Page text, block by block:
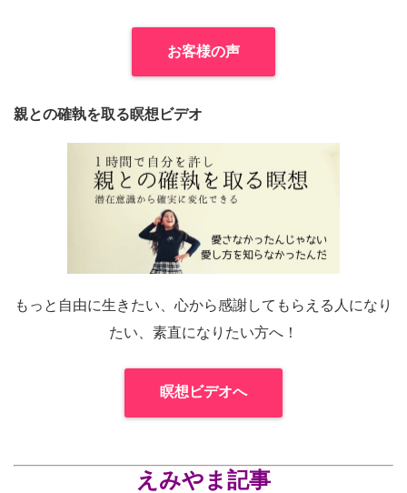
お客様の声
親との確執を取る瞑想ビデオ
もっと自由に生きたい、心から感謝してもらえる人になり
たい、素直になりたい方へ！
瞑想ビデオへ
えみやま記事